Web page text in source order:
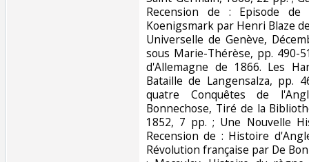
Recension de : Episode
Koenigsmark par Henri Blaze
Universelle de Genève,
sous Marie-Thérèse, pp. 490-
d'Allemagne de 1866. Les
Bataille de Langensalza, pp.
quatre Conquêtes de
Bonnechose, Tiré de la
1852, 7 pp. ; Une Nouvelle
Recension de : Histoire
Révolution française par De